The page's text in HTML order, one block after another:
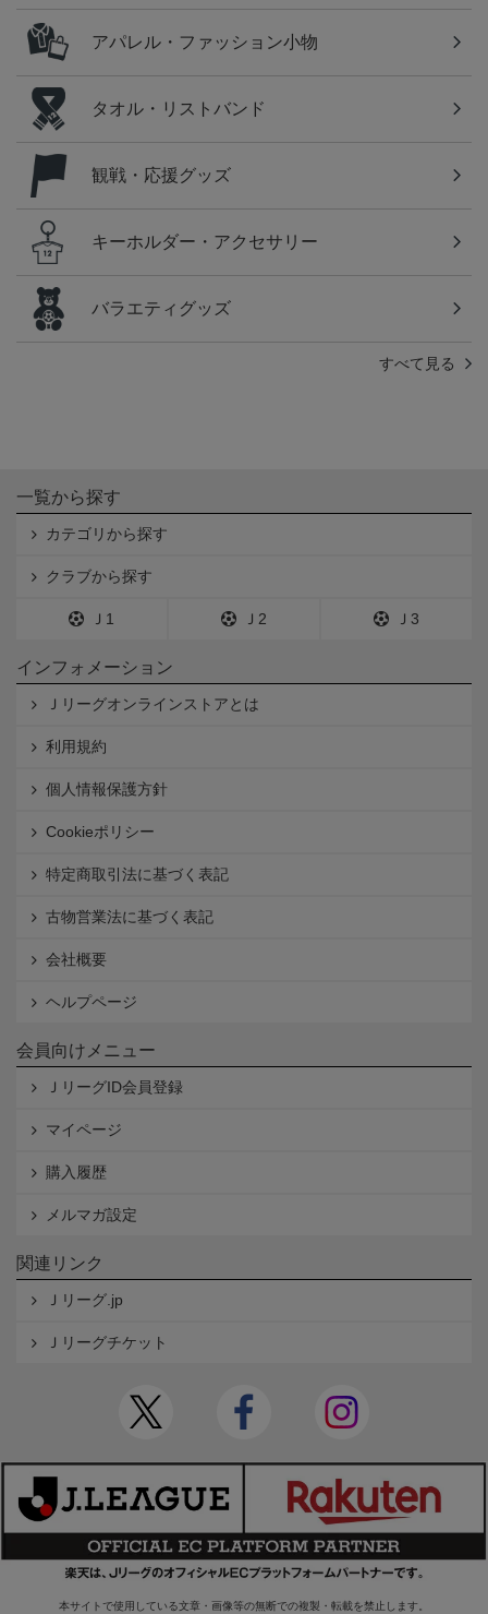
アパレル・ファッション小物
タオル・リストバンド
観戦・応援グッズ
キーホルダー・アクセサリー
バラエティグッズ
すべて見る
一覧から探す
カテゴリから探す
クラブから探す
Ｊ1 Ｊ2 Ｊ3
インフォメーション
Ｊリーグオンラインストアとは
利用規約
個人情報保護方針
Cookieポリシー
特定商取引法に基づく表記
古物営業法に基づく表記
会社概要
ヘルプページ
会員向けメニュー
ＪリーグID会員登録
マイページ
購入履歴
メルマガ設定
関連リンク
Ｊリーグ.jp
Ｊリーグチケット
本サイトで使用している文章・画像等の無断での複製・転載を禁止します。